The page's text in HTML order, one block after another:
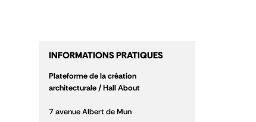
INFORMATIONS PRATIQUES
Plateforme de la création
architecturale / Hall About
7 avenue Albert de Mun